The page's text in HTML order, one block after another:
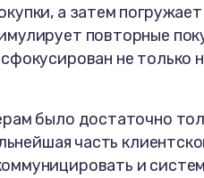
а затем
повторные
не только
было достаточно
часть
и